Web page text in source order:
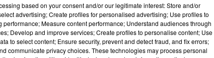
based on your consent and/or our legitimate interest: Store and/or
advertising; Create profiles for personalised advertising; Use profiles to
Measure content performance; Understand audiences through
Develop and improve services; Create profiles to personalise content; Use
to select content; Ensure security, prevent and detect fraud, and fix errors;
communicate privacy choices. These technologies may process personal